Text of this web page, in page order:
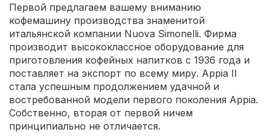
Первой предлагаем вашему вниманию
кофемашину производства знаменитой
итальянской компании Nuova Simonelli. Фирма
производит высококлассное оборудование для
приготовления кофейных напитков с 1936 года и
поставляет на экспорт по всему миру. Appia II
стала успешным продолжением удачной и
востребованной модели первого поколения Appia.
Собственно, вторая от первой ничем
принципиально не отличается.